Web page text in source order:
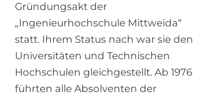
Gründungsakt der
„Ingenieurhochschule Mittweida“
statt. Ihrem Status nach war sie den
Universitäten und Technischen
Hochschulen gleichgestellt. Ab 1976
führten alle Absolventen der